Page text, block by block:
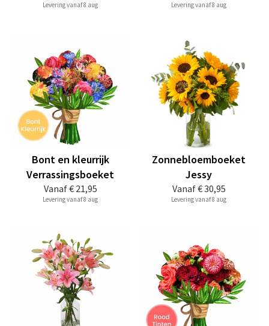
Levering vanaf 8 aug Levering vanaf 8 aug
Vanaf€ 21,95
Bont en kleurrijk
Verrassingsboeket
Levering vanaf 8 aug
Vanaf€ 30,95
Zonnebloemboeket
Jessy
Levering vanaf 8 aug